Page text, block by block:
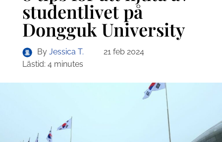
studentlivet på
Dongguk University
By Jessica T.
21 feb 2024
Lästid: 4 minutes